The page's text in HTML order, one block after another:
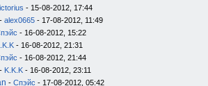
- 15-08-2012, 17:44
- alex0665 - 17-08-2012, 11:49
- 16-08-2012, 15:22
- 16-08-2012, 21:31
- 16-08-2012, 21:44
- K.K.K - 16-08-2012, 23:11
- Спэйс - 17-08-2012, 05:42